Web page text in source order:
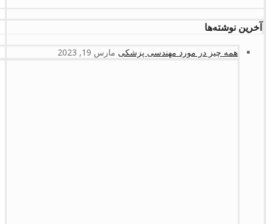
آخرین نوشته‌ها
همه چیز در مورد مهندسی پزشکی مارس 19, 2023